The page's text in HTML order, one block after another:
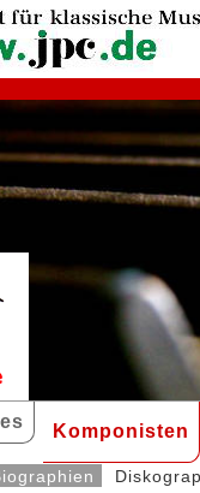
Komponisten